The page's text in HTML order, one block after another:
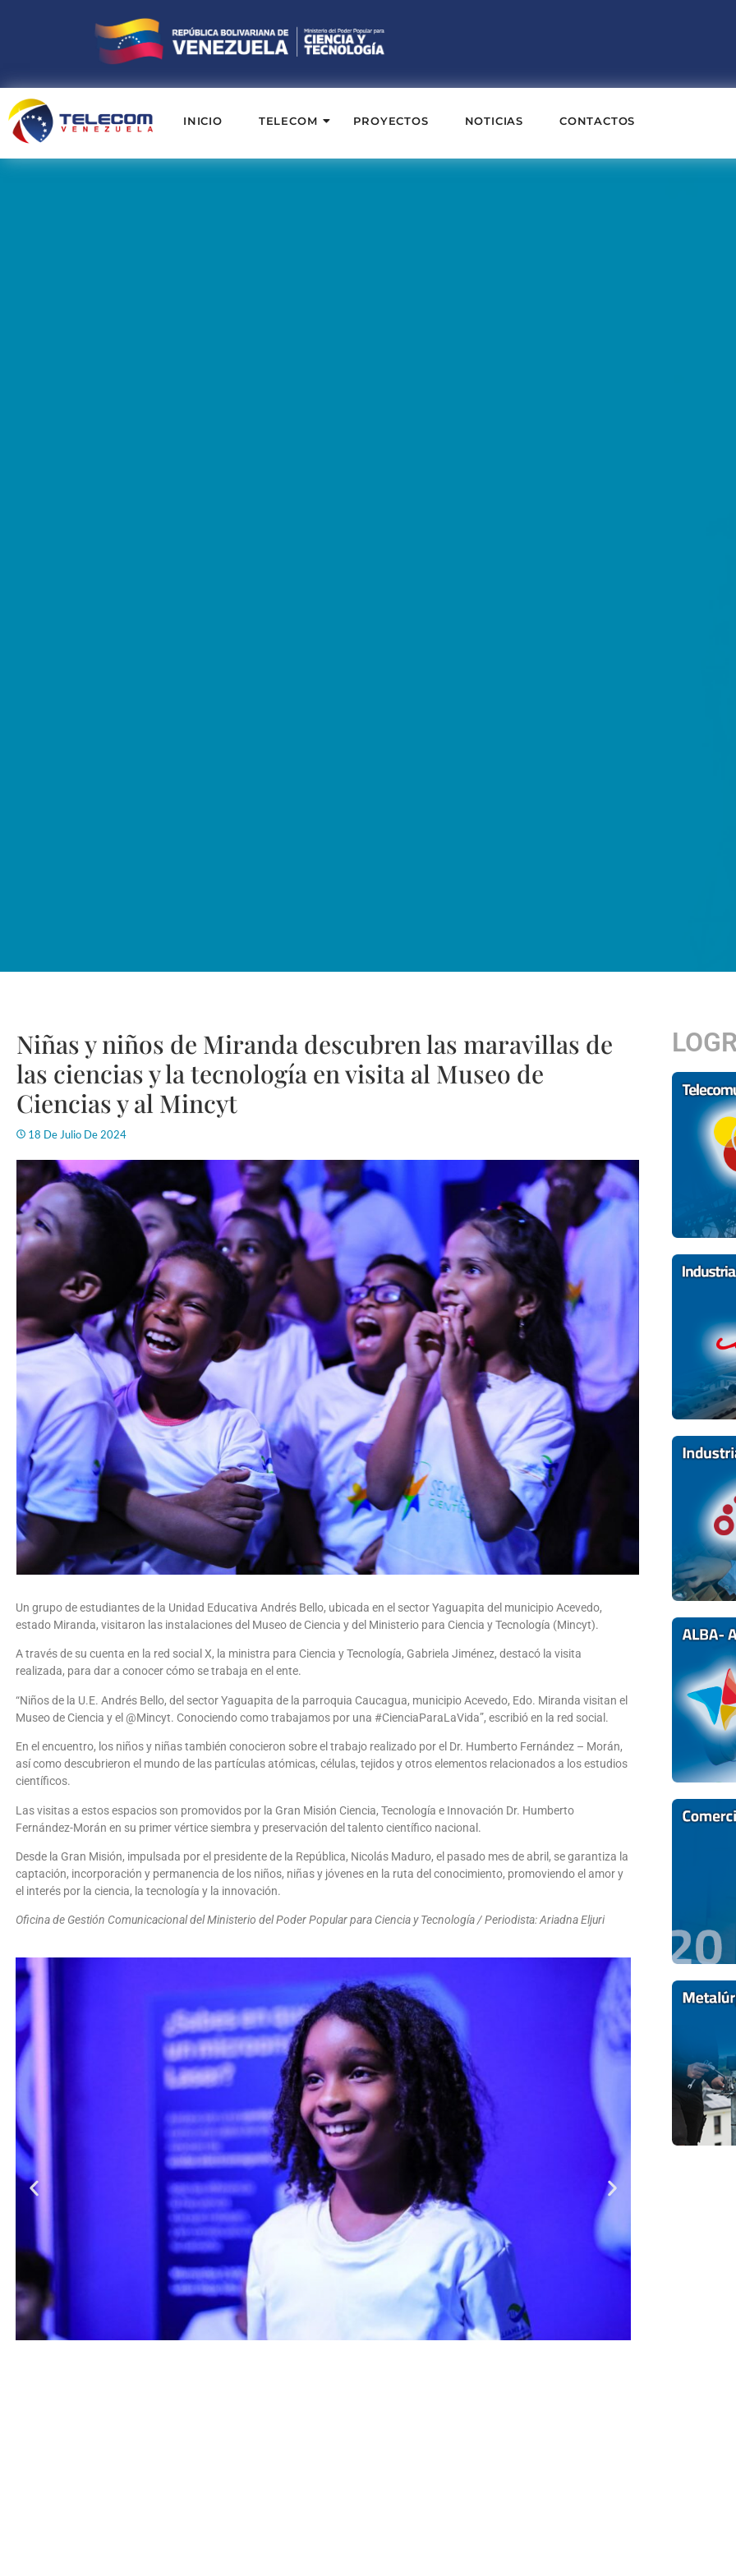
INICIO TELECOM PROYECTOS NOTICIAS CONTACTOS
Niñas y niños de Miranda descubren las maravillas de
las ciencias y la tecnología en visita al Museo de
Ciencias y al Mincyt
18 De Julio De 2024
Un grupo de estudiantes de la Unidad Educativa Andrés Bello, ubicada en el sector Yaguapita del municipio Acevedo,
estado Miranda, visitaron las instalaciones del Museo de Ciencia y del Ministerio para Ciencia y Tecnología (Mincyt).
A través de su cuenta en la red social X, la ministra para Ciencia y Tecnología, Gabriela Jiménez, destacó la visita
realizada, para dar a conocer cómo se trabaja en el ente.
“Niños de la U.E. Andrés Bello, del sector Yaguapita de la parroquia Caucagua, municipio Acevedo, Edo. Miranda visitan el
Museo de Ciencia y el @Mincyt. Conociendo como trabajamos por una #CienciaParaLaVida”, escribió en la red social.
En el encuentro, los niños y niñas también conocieron sobre el trabajo realizado por el Dr. Humberto Fernández – Morán,
así como descubrieron el mundo de las partículas atómicas, células, tejidos y otros elementos relacionados a los estudios
científicos.
Las visitas a estos espacios son promovidos por la Gran Misión Ciencia, Tecnología e Innovación Dr. Humberto
Fernández-Morán en su primer vértice siembra y preservación del talento científico nacional.
Desde la Gran Misión, impulsada por el presidente de la República, Nicolás Maduro, el pasado mes de abril, se garantiza la
captación, incorporación y permanencia de los niños, niñas y jóvenes en la ruta del conocimiento, promoviendo el amor y
el interés por la ciencia, la tecnología y la innovación.
Oficina de Gestión Comunicacional del Ministerio del Poder Popular para Ciencia y Tecnología / Periodista: Ariadna Eljuri